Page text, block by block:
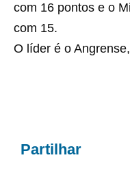
com 16 pontos e o
com 15.
O líder é o
Partilhar